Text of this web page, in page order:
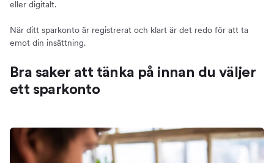
eller digitalt.
När ditt sparkonto är registrerat och klart är det redo för att ta
emot din insättning.
Bra saker att tänka på innan du väljer
ett sparkonto